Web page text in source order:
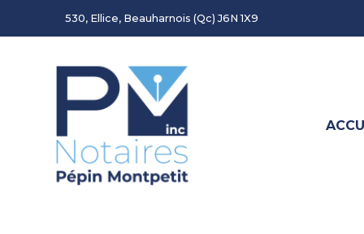
530, Ellice, Beauharnois (Qc) J6N 1X9